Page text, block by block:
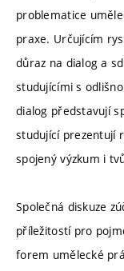
problematice
praxe. Určujícím
důraz na dialog a
studujícími s
dialog představují
studující prezentují
spojený výzkum i
Společná diskuze
příležitostí pro
forem umělecké